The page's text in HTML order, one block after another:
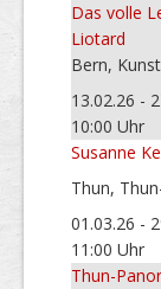
Das volle
Liotard
Bern,
13.02.26 -
10:00 Uhr
Susanne
Thun,
01.03.26 -
11:00 Uhr
Thun-